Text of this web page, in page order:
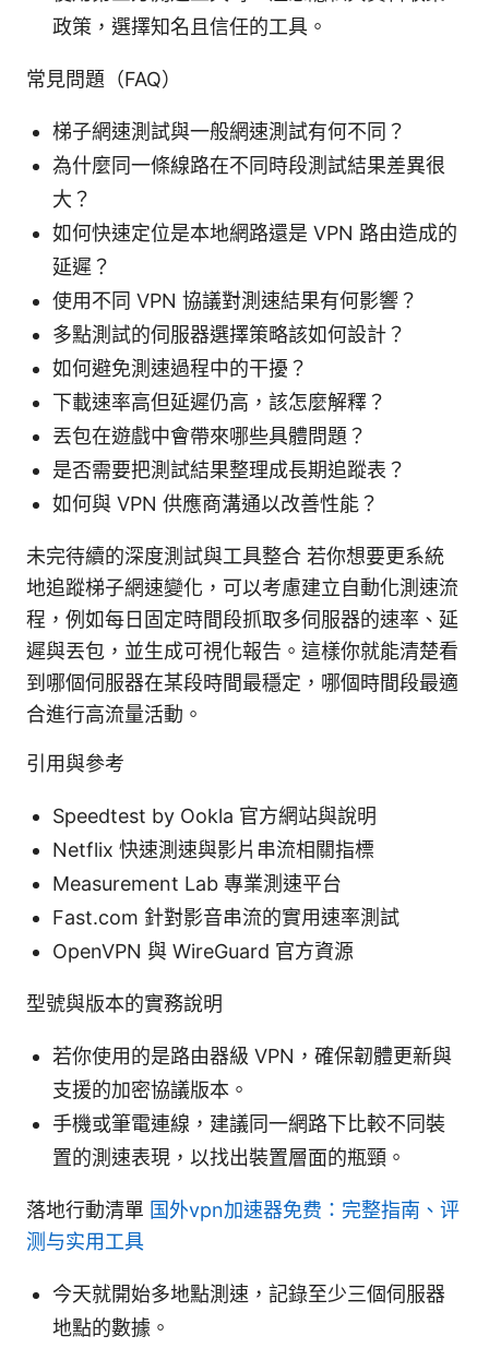
政策，選擇知名且信任的工具。
常見問題（FAQ）
梯子網速測試與一般網速測試有何不同？
為什麼同一條線路在不同時段測試結果差異很
大？
如何快速定位是本地網路還是 VPN 路由造成的
延遲？
使用不同 VPN 協議對測速結果有何影響？
多點測試的伺服器選擇策略該如何設計？
如何避免測速過程中的干擾？
下載速率高但延遲仍高，該怎麼解釋？
丟包在遊戲中會帶來哪些具體問題？
是否需要把測試結果整理成長期追蹤表？
如何與 VPN 供應商溝通以改善性能？
未完待續的深度測試與工具整合 若你想要更系統
地追蹤梯子網速變化，可以考慮建立自動化測速流
程，例如每日固定時間段抓取多伺服器的速率、延
遲與丟包，並生成可視化報告。這樣你就能清楚看
到哪個伺服器在某段時間最穩定，哪個時間段最適
合進行高流量活動。
引用與參考
Speedtest by Ookla 官方網站與說明
Netflix 快速測速與影片串流相關指標
Measurement Lab 專業測速平台
Fast.com 針對影音串流的實用速率測試
OpenVPN 與 WireGuard 官方資源
型號與版本的實務說明
若你使用的是路由器級 VPN，確保韌體更新與
支援的加密協議版本。
手機或筆電連線，建議同一網路下比較不同裝
置的測速表現，以找出裝置層面的瓶頸。
落地行動清單 国外vpn加速器免费：完整指南、评
测与实用工具
今天就開始多地點測速，記錄至少三個伺服器
地點的數據。